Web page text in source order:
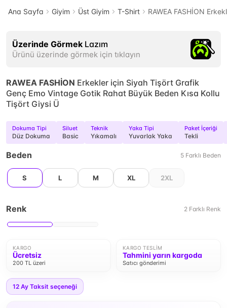
Ana Sayfa Giyim Üst Giyim T-Shirt RAWEA FASHİON
Üzerinde Görmek Lazım
Ürünü üzerinde görmek için tıklayın
RAWEA FASHİON Erkekler için Siyah Tişört Grafik
Genç Emo Vintage Gotik Rahat Büyük Beden Kısa Kollu
Tişört Giysi Ü
Dokuma Tipi
Düz Dokuma
Siluet
Basic
Teknik
Yıkamalı
Yaka Tipi
Yuvarlak Yaka
Paket İçeriği
Tekli
Beden 5 Farklı Beden
S L M XL 2XL
Renk 2 Farklı Renk
KARGO
Ücretsiz
200 TL üzeri
KARGO TESLIM
Tahmini yarın kargoda
Satıcı gönderimi
12 Ay Taksit seçeneği